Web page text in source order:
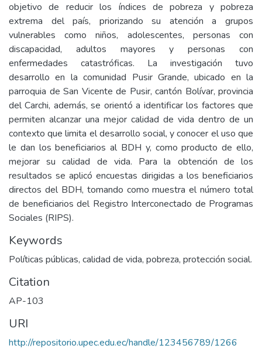
objetivo de reducir los índices de pobreza y pobreza
extrema del país, priorizando su atención a grupos
vulnerables como niños, adolescentes, personas con
discapacidad, adultos mayores y personas con
enfermedades catastróficas. La investigación tuvo
desarrollo en la comunidad Pusir Grande, ubicado en la
parroquia de San Vicente de Pusir, cantón Bolívar, provincia
del Carchi, además, se orientó a identificar los factores que
permiten alcanzar una mejor calidad de vida dentro de un
contexto que limita el desarrollo social, y conocer el uso que
le dan los beneficiarios al BDH y, como producto de ello,
mejorar su calidad de vida. Para la obtención de los
resultados se aplicó encuestas dirigidas a los beneficiarios
directos del BDH, tomando como muestra el número total
de beneficiarios del Registro Interconectado de Programas
Sociales (RIPS).
Keywords
Políticas públicas, calidad de vida, pobreza, protección social.
Citation
AP-103
URI
http://repositorio.upec.edu.ec/handle/123456789/1266